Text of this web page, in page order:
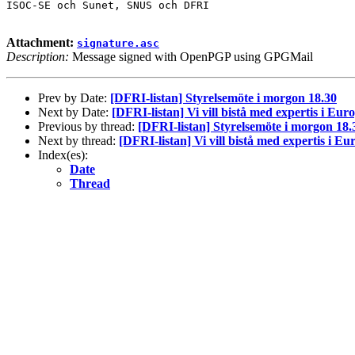
ISOC-SE och Sunet, SNUS och DFRI
Attachment: signature.asc
Description: Message signed with OpenPGP using GPGMail
Prev by Date: [DFRI-listan] Styrelsemöte i morgon 18.30
Next by Date: [DFRI-listan] Vi vill bistå med expertis i
Previous by thread: [DFRI-listan] Styrelsemöte i morgon
Next by thread: [DFRI-listan] Vi vill bistå med expertis i
Index(es):
Date
Thread